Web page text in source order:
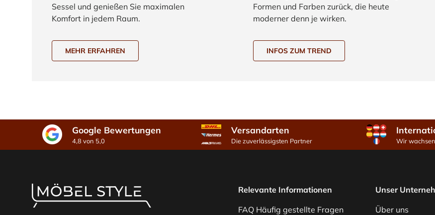
Sessel und genießen Sie maximalen
Komfort in jedem Raum.
MEHR ERFAHREN
Formen und Farben zurück, die heute
moderner denn je wirken.
INFOS ZUM TREND
Google Bewertungen
4,8 von 5,0
Versandarten
Die zuverlässigsten Partner Wir
Relevante Informationen
FAQ Häufig gestellte Fragen
Unser
Über uns